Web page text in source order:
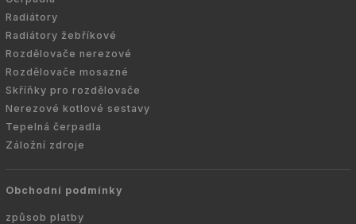
Radiátory
Radiátory žebříkové
Rozdělovače nerezové
Rozdělovače mosazné
Skříňky pro rozdělovače
Nerezové kotlové sestavy
Tepelná čerpadla
Záložní zdroje
Obchodní podmínky
způsob platby